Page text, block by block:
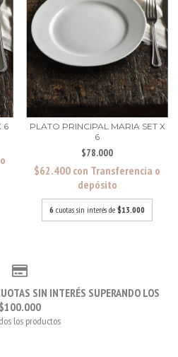
6
PLATO PRINCIPAL MARIA SET X
6
$78.000
$62.400 con Transferencia o
depósito
6 cuotas sin interés de $13.000
SIN INTERÉS SUPERANDO LOS
$100.000
los productos